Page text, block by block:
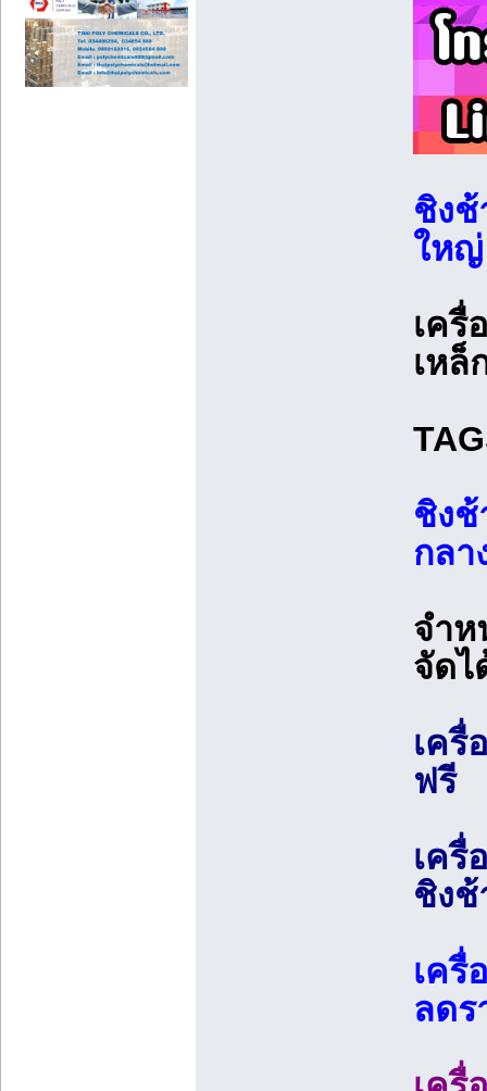
ชิงช้
ให
เครื่
เหล็
ชิงช้
กลา
จำ
จัด
เครื่
ฟรี
เครื่
ชิง
เครื่
ลดร